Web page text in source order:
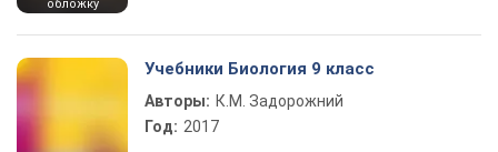
обложку
Учебники Биология 9 класс
Авторы: К.М. Задорожний
Год: 2017